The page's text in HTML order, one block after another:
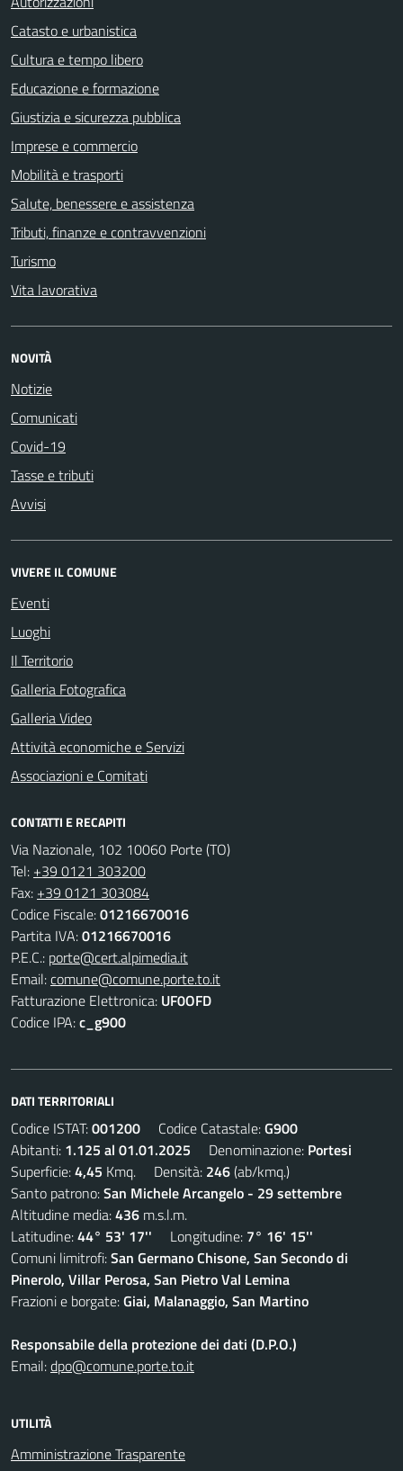
Catasto e urbanistica
Cultura e tempo libero
Educazione e formazione
Giustizia e sicurezza pubblica
Imprese e commercio
Mobilità e trasporti
Salute, benessere e assistenza
Tributi, finanze e contravvenzioni
Turismo
Vita lavorativa
NOVITÀ
Notizie
Comunicati
Covid-19
Tasse e tributi
Avvisi
VIVERE IL COMUNE
Eventi
Luoghi
Il Territorio
Galleria Fotografica
Galleria Video
Attività economiche e Servizi
Associazioni e Comitati
CONTATTI E RECAPITI
Via Nazionale, 102 10060 Porte (TO)
Tel: +39 0121 303200
Fax: +39 0121 303084
Codice Fiscale:01216670016
Partita IVA:01216670016
P.E.C.: porte@cert.alpimedia.it
Email:comune@comune.porte.to.it
Fatturazione Elettronica: UF0OFD
Codice IPA:c_g900
DATI TERRITORIALI
Codice ISTAT:001200 Codice Catastale:G900
Abitanti: 1.125 al 01.01.2025 Denominazione: Portesi
Superficie:4,45 Kmq. Densità: 246(ab/kmq.)
Santo patrono:San Michele Arcangelo - 29 settembre
Altitudine media:436 m.s.l.m.
Latitudine:44° 53' 17'' Longitudine: 7° 16' 15''
Comuni limitrofi:San Germano Chisone, San Secondo di
Pinerolo, Villar Perosa, San Pietro Val Lemina
Frazioni e borgate:Giai, Malanaggio, San Martino
Responsabile della protezione dei dati (D.P.O.)
Email:dpo@comune.porte.to.it
UTILITÀ
Amministrazione Trasparente